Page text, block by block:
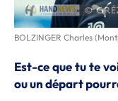
BOLZINGER Charles
Est-ce que tu te
ou un départ